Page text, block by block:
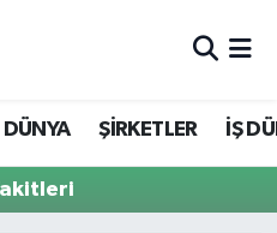
DÜNYA ŞİRKETLER İŞ
ve Fikstür